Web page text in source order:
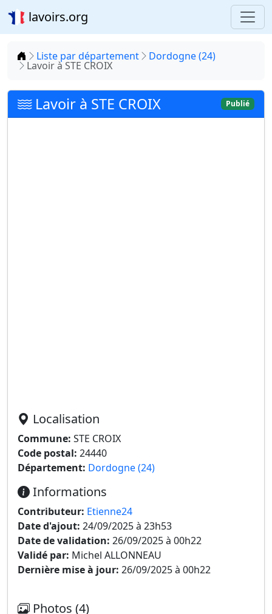
lavoirs.org
Accueil
Liste par département Dordogne (24)
Lavoir à STE CROIX
Lavoir à STE CROIX Publié
Localisation
Commune: STE CROIX
Code postal: 24440
Département: Dordogne (24)
Informations
Contributeur: Etienne24
Date d'ajout: 24/09/2025 à 23h53
Date de validation: 26/09/2025 à 00h22
Validé par: Michel ALLONNEAU
Dernière mise à jour: 26/09/2025 à 00h22
Photos (4)